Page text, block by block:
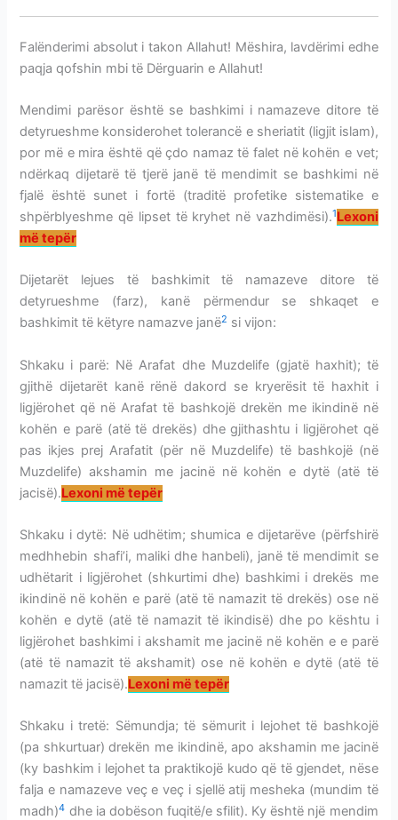
Falënderimi absolut i takon Allahut! Mëshira, lavdërimi edhe
paqja qofshin mbi të Dërguarin e Allahut!
Mendimi parësor është se bashkimi i namazeve ditore të
detyrueshme konsiderohet tolerancë e sheriatit (ligjit islam),
por më e mira është që çdo namaz të falet në kohën e vet;
ndërkaq dijetarë të tjerë janë të mendimit se bashkimi në
fjalë është sunet i fortë (traditë profetike sistematike e
shpërblyeshme që lipset të kryhet në vazhdimësi).1Lexoni
më tepër
Dijetarët lejues të bashkimit të namazeve ditore të
detyrueshme (farz), kanë përmendur se shkaqet e
bashkimit të këtyre namazve janë2 si vijon:
Shkaku i parë: Në Arafat dhe Muzdelife (gjatë haxhit); të
gjithë dijetarët kanë rënë dakord se kryerësit të haxhit i
ligjërohet që në Arafat të bashkojë drekën me ikindinë në
kohën e parë (atë të drekës) dhe gjithashtu i ligjërohet që
pas ikjes prej Arafatit (për në Muzdelife) të bashkojë (në
Muzdelife) akshamin me jacinë në kohën e dytë (atë të
jacisë).Lexoni më tepër
Shkaku i dytë: Në udhëtim; shumica e dijetarëve (përfshirë
medhhebin shafi’i, maliki dhe hanbeli), janë të mendimit se
udhëtarit i ligjërohet (shkurtimi dhe) bashkimi i drekës me
ikindinë në kohën e parë (atë të namazit të drekës) ose në
kohën e dytë (atë të namazit të ikindisë) dhe po kështu i
ligjërohet bashkimi i akshamit me jacinë në kohën e e parë
(atë të namazit të akshamit) ose në kohën e dytë (atë të
namazit të jacisë).Lexoni më tepër
Shkaku i tretë: Sëmundja; të sëmurit i lejohet të bashkojë
(pa shkurtuar) drekën me ikindinë, apo akshamin me jacinë
(ky bashkim i lejohet ta praktikojë kudo që të gjendet, nëse
falja e namazeve veç e veç i sjellë atij mesheka (mundim të
madh)4 dhe ia dobëson fuqitë/e sfilit). Ky është një mendim